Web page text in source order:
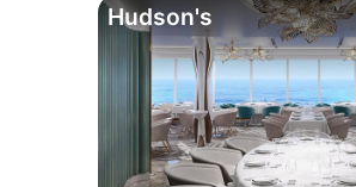
Hudson's